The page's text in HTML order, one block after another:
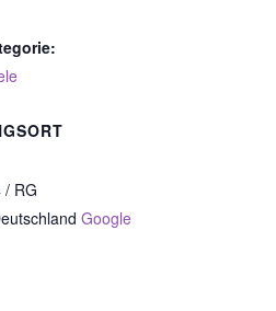
RG
Google